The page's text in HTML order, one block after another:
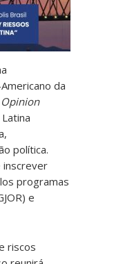
da
política.
inscrever
programas
e
riscos